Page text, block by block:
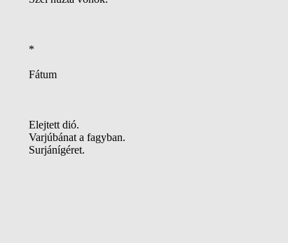
*
Fátum
Elejtett dió.
Varjúbánat a fagyban.
Surjánígéret.